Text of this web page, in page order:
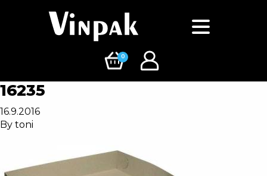
0
16235
16.9.2016
By toni